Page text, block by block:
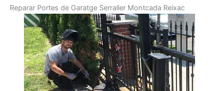
Reparar Portes de Garatge Serraller Montcada Reixac